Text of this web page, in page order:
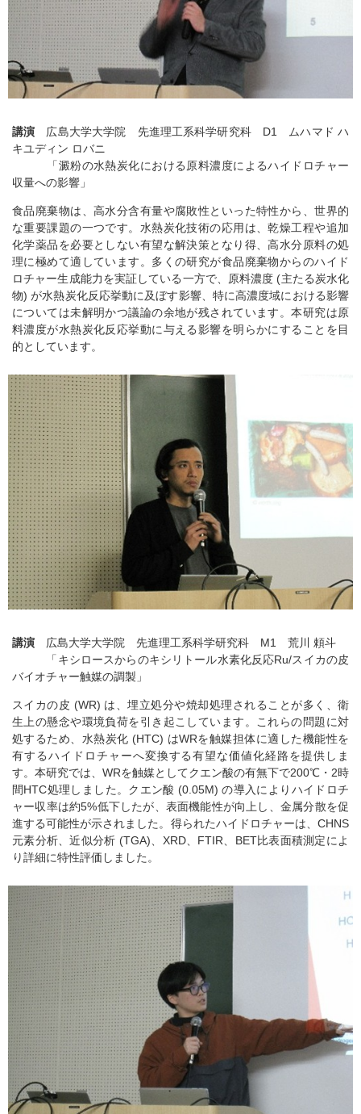
講演 広島大学大学院 先進理工系科学研究科 D1 ムハマド ハ
キユディン ロバニ
「澱粉の水熱炭化における原料濃度によるハイドロチャー
収量への影響」
食品廃棄物は、高水分含有量や腐敗性といった特性から、世界的
な重要課題の一つです。水熱炭化技術の応用は、乾燥工程や追加
化学薬品を必要としない有望な解決策となり得、高水分原料の処
理に極めて適しています。多くの研究が食品廃棄物からのハイド
ロチャー生成能力を実証している一方で、原料濃度 (主たる炭水化
物) が水熱炭化反応挙動に及ぼす影響、特に高濃度域における影響
については未解明かつ議論の余地が残されています。本研究は原
料濃度が水熱炭化反応挙動に与える影響を明らかにすることを目
的としています。
講演 広島大学大学院 先進理工系科学研究科 M1 荒川 頼斗
「キシロースからのキシリトール水素化反応Ru/スイカの皮
バイオチャー触媒の調製」
スイカの皮 (WR) は、埋立処分や焼却処理されることが多く、衛
生上の懸念や環境負荷を引き起こしています。これらの問題に対
処するため、水熱炭化 (HTC) はWRを触媒担体に適した機能性を
有するハイドロチャーへ変換する有望な価値化経路を提供しま
す。本研究では、WRを触媒としてクエン酸の有無下で200℃・2時
間HTC処理しました。クエン酸 (0.05M) の導入によりハイドロチ
ャー収率は約5%低下したが、表面機能性が向上し、金属分散を促
進する可能性が示されました。得られたハイドロチャーは、CHNS
元素分析、近似分析 (TGA)、XRD、FTIR、BET比表面積測定によ
り詳細に特性評価しました。